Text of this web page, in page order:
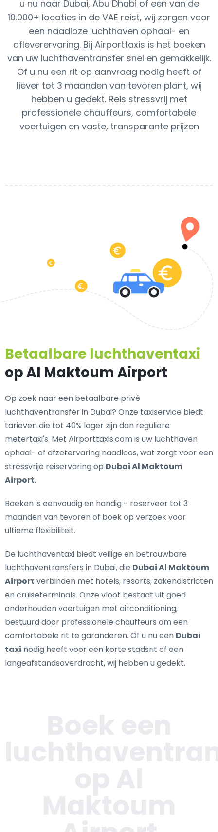
u nu naar Dubai, Abu Dhabi of een van de
10.000+ locaties in de VAE reist, wij zorgen voor
een naadloze luchthaven ophaal- en
afleverervaring. Bij Airporttaxis is het boeken
van uw luchthaventransfer snel en gemakkelijk.
Of u nu een rit op aanvraag nodig heeft of
liever tot 3 maanden van tevoren plant, wij
hebben u gedekt. Reis stressvrij met
professionele chauffeurs, comfortabele
voertuigen en vaste, transparante prijzen
Betaalbare luchthaventaxi
op Al Maktoum Airport
Op zoek naar een betaalbare privé
luchthaventransfer in Dubai? Onze taxiservice biedt
tarieven die tot 40% lager zijn dan reguliere
metertaxi's. Met Airporttaxis.com is uw luchthaven
ophaal- of afzetervaring naadloos, wat zorgt voor een
stressvrije reiservaring op Dubai Al Maktoum
Airport.
Boeken is eenvoudig en handig - reserveer tot 3
maanden van tevoren of boek op verzoek voor
ultieme flexibiliteit.
De luchthaventaxi biedt veilige en betrouwbare
luchthaventransfers in Dubai, die Dubai Al Maktoum
Airport verbinden met hotels, resorts, zakendistricten
en cruiseterminals. Onze vloot bestaat uit goed
onderhouden voertuigen met airconditioning,
bestuurd door professionele chauffeurs om een
comfortabele rit te garanderen. Of u nu een Dubai
taxi nodig heeft voor een korte stadsrit of een
langeafstandsoverdracht, wij hebben u gedekt.